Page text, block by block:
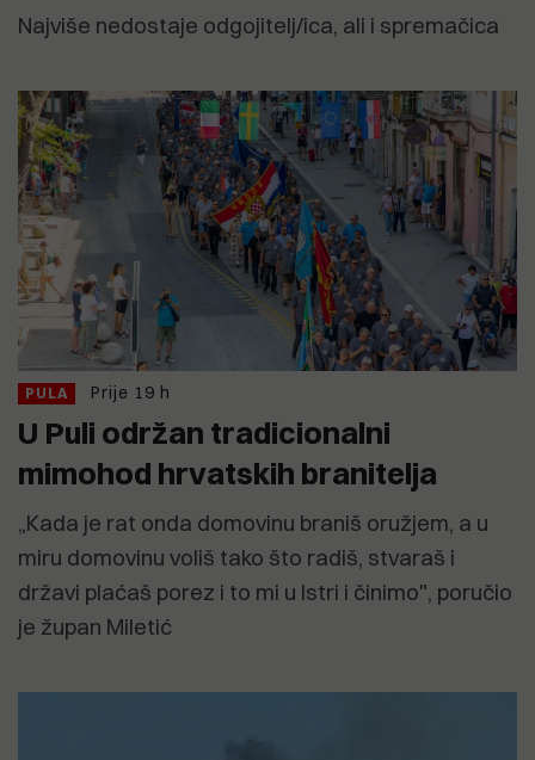
Najviše nedostaje odgojitelj/ica, ali i spremačica
PULA Prije 19 h
U Puli održan tradicionalni
mimohod hrvatskih branitelja
„Kada je rat onda domovinu braniš oružjem, a u
miru domovinu voliš tako što radiš, stvaraš i
državi plaćaš porez i to mi u Istri i činimo", poručio
je župan Miletić